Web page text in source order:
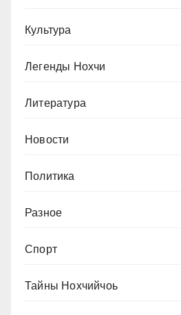
Культура
Легенды Нохчи
Литература
Новости
Политика
Разное
Спорт
Тайны Нохчийчоь